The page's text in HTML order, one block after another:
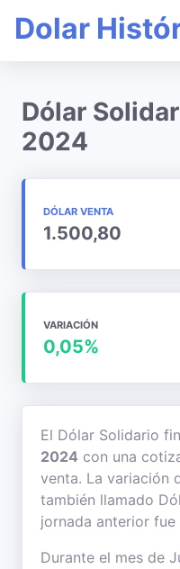
Dolar
Dólar
2024
DÓLAR VENTA
1.500,80
VARIACIÓN
0,05%
El Dólar Solidario
2024 con una
venta. La variación
también llamado
jornada anterior fue
Durante el mes de